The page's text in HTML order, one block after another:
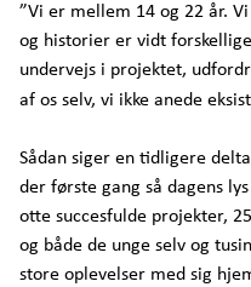
”Vi er mellem 14 og 22 år.
og historier er vidt
undervejs i projektet,
af os selv, vi ikke anede
Sådan siger en tidligere
der første gang så dagens
otte succesfulde projekter,
og både de unge selv og
store oplevelser med sig